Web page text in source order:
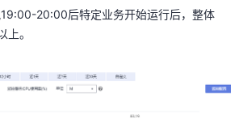
19:00-20:00后特定业务开始运行后，整体
。